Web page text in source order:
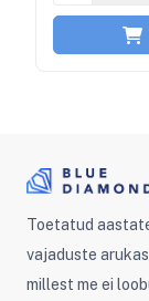
Toetatud
vajaduste
millest me ei